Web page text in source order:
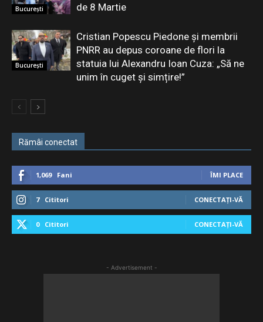
București
de 8 Martie
București
Cristian Popescu Piedone și membrii
PNRR au depus coroane de flori la
statuia lui Alexandru Ioan Cuza: „Să ne
unim în cuget și simțire!”
Rămâi conectat
1,069 Fani ÎMI PLACE
7 Cititori CONECTAȚI-VĂ
0 Cititori CONECTAȚI-VĂ
- Advertisement -